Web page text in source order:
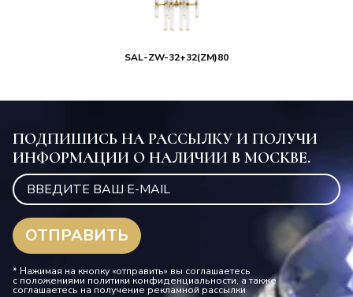
SAL-ZW-32+32(ZM)80
ПОДПИШИСЬ НА РАССЫЛКУ И ПОЛУЧИ
ИНФОРМАЦИИ О НАЛИЧИИ В МОСКВЕ.
* Нажимая на кнопку «отправить» вы соглашаетесь
с положениями политики конфиденциальности, а также
соглашаетесь на получение рекламной рассылки